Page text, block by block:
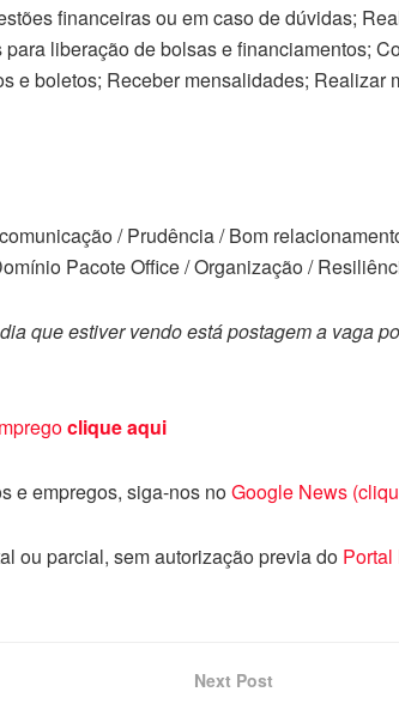
financeiras ou em caso de dúvidas;
liberação de bolsas e financiamentos;
e boletos; Receber mensalidades; Realizar
/ Prudência / Bom
Pacote Office / Organização /
que estiver vendo está postagem a vaga
clique aqui
e empregos, siga-nos noGoogle News
ou parcial, sem autorização previa do
Next Post